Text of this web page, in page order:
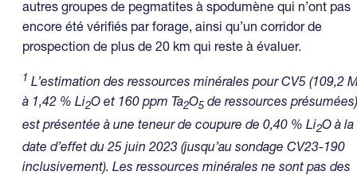
autres groupes de pegmatites à spodumène qui n’ont pas
encore été vérifiés par forage, ainsi qu’un corridor de
prospection de plus de 20 km qui reste à évaluer.
1 L’estimation des ressources minérales pour CV5 (109,2
à 1,42 % Li2O et 160 ppm Ta2O5 de ressources présumées)
est présentée à une teneur de coupure de 0,40 % Li2O à la
date d’effet du 25 juin 2023 (jusqu’au sondage CV23-190
inclusivement). Les ressources minérales ne sont pas des